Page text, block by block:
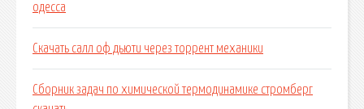
одесса
Скачать салл оф дьюти через торрент механики
Сборник задач по химической термодинамике стромберг